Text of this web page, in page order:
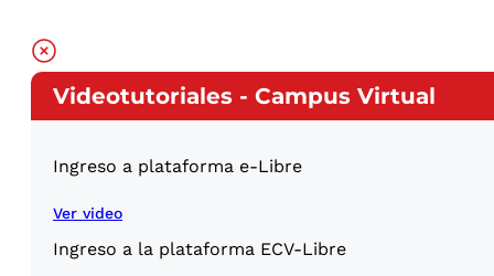
Videotutoriales - Campus Virtual
Ingreso a plataforma e-Libre
Ver video
Ingreso a la plataforma ECV-Libre